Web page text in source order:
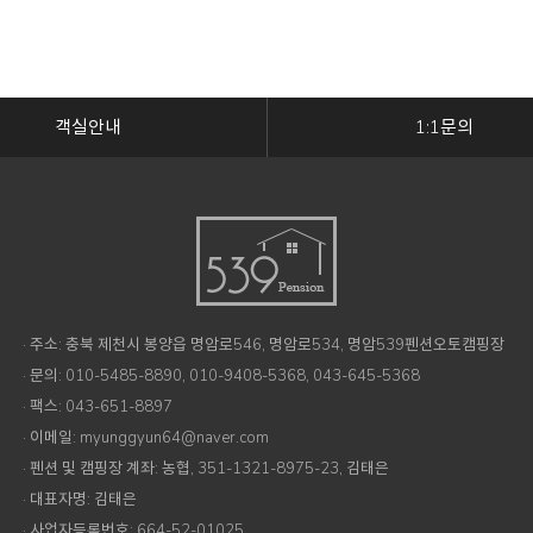
객실안내 1:1문의
· 주소: 충북 제천시 봉양읍 명암로546, 명암로534, 명암539펜션오토캠핑장
· 문의: 010-5485-8890, 010-9408-5368, 043-645-5368
· 팩스: 043-651-8897
· 이메일: myunggyun64@naver.com
· 펜션 및 캠핑장 계좌: 농협, 351-1321-8975-23, 김태은
· 대표자명: 김태은